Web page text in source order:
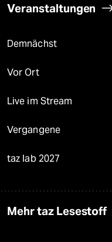
Veranstaltungen
Demnächst
Vor Ort
Live im Stream
Vergangene
taz lab 2027
Mehr taz Lesestoff